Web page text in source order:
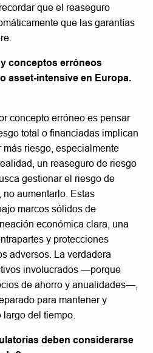
que el reaseguro
que las garantías
conceptos erróneos
asset-intensive en Europa.
concepto erróneo es pensar
total o financiadas implican
riesgo, especialmente
un reaseguro de riesgo
gestionar el riesgo de
no aumentarlo. Estas
marcos sólidos de
económica clara, una
y protecciones
adversos. La verdadera
involucrados —porque
de ahorro y anualidades—,
para mantener y
del tiempo.
deben considerarse